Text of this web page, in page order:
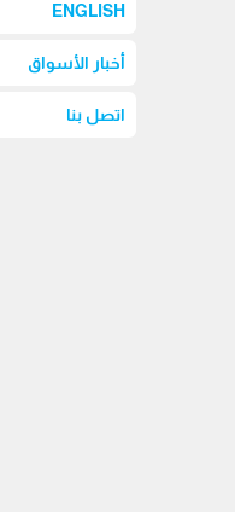
ENGLISH
أخبار الأسواق
اتصل بنا